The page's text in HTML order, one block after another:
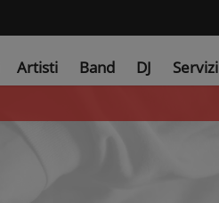
Artisti Band DJ Servizi